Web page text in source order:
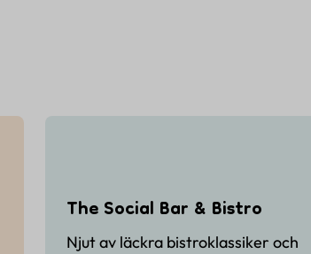
The Social Bar & Bistro
Njut av läckra bistroklassiker och